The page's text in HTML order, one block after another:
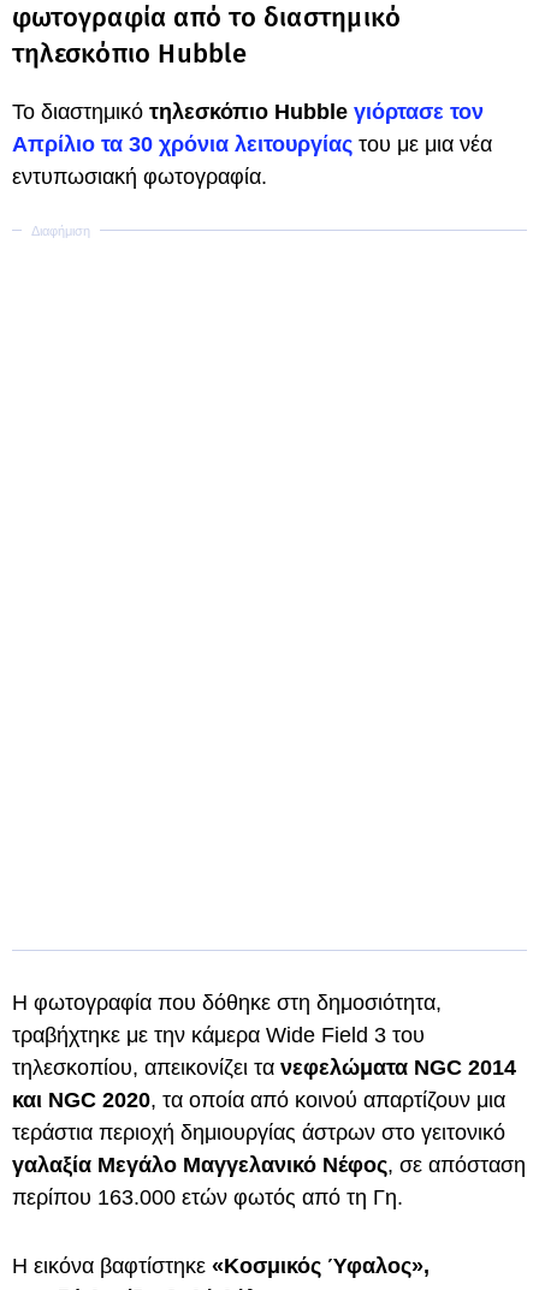
φωτογραφία από το διαστημικό
τηλεσκόπιο Hubble
Το διαστημικό τηλεσκόπιο Hubble γιόρτασε τον
Απρίλιο τα 30 χρόνια λειτουργίας του με μια νέα
εντυπωσιακή φωτογραφία.
Η φωτογραφία που δόθηκε στη δημοσιότητα,
τραβήχτηκε με την κάμερα Wide Field 3 του
τηλεσκοπίου, απεικονίζει τα νεφελώματα NGC 2014
και NGC 2020, τα οποία από κοινού απαρτίζουν μια
τεράστια περιοχή δημιουργίας άστρων στο γειτονικό
γαλαξία Μεγάλο Μαγγελανικό Νέφος, σε απόσταση
περίπου 163.000 ετών φωτός από τη Γη.
Η εικόνα βαφτίστηκε «Κοσμικός Ύφαλος»,